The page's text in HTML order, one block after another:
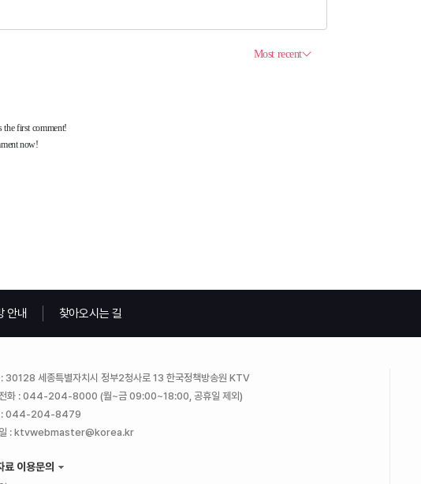
안내 찾아오시는 길
30128 세종특별자치시 정부2청사로 13 한국정책방송원 KTV
화 : 044-204-8000 (월~금 09:00~18:00, 공휴일 제외)
: 044-204-8479
일 : ktvwebmaster@korea.kr
료 이용문의